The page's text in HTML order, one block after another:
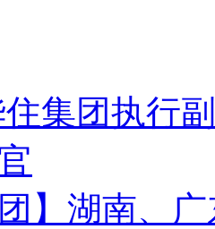
集团执行
团】湖南、